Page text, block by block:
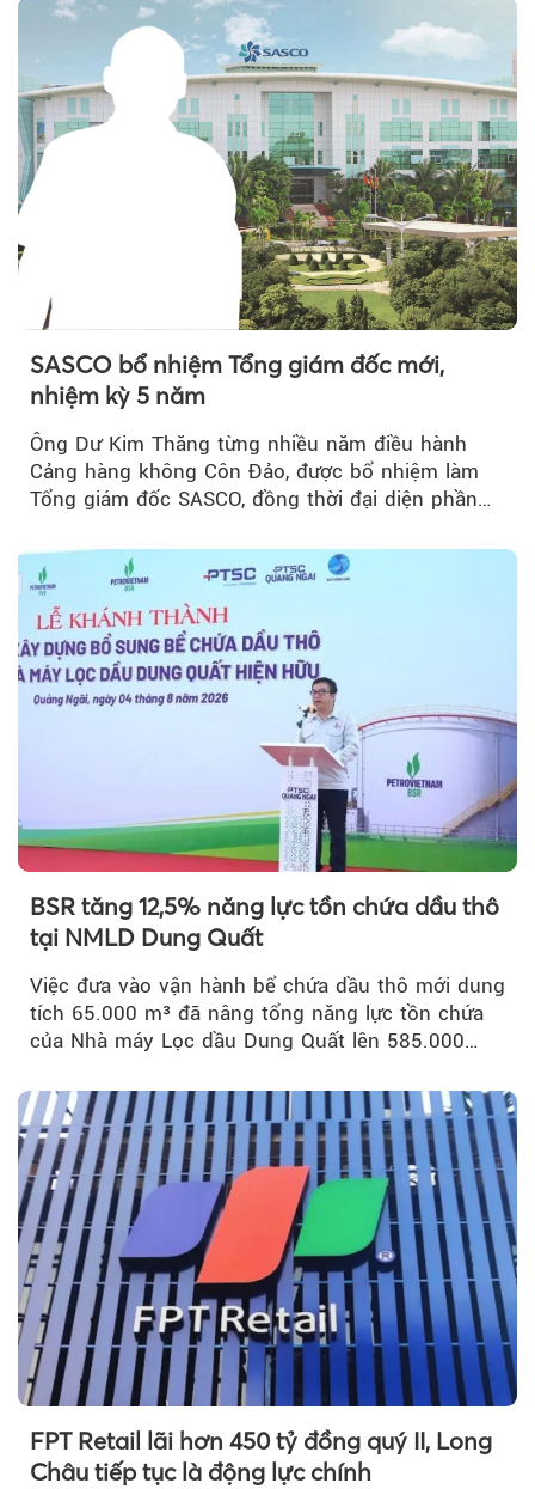
SASCO bổ nhiệm Tổng giám đốc mới,
nhiệm kỳ 5 năm
Ông Dư Kim Thăng từng nhiều năm điều hành
Cảng hàng không Côn Đảo, được bổ nhiệm làm
Tổng giám đốc SASCO, đồng thời đại diện phần
BSR tăng 12,5% năng lực tồn chứa dầu thô
tại NMLD Dung Quất
Việc đưa vào vận hành bể chứa dầu thô mới dung
tích 65.000 m³ đã nâng tổng năng lực tồn chứa
của Nhà máy Lọc dầu Dung Quất lên 585.000
FPT Retail lãi hơn 450 tỷ đồng quý II, Long
Châu tiếp tục là động lực chính